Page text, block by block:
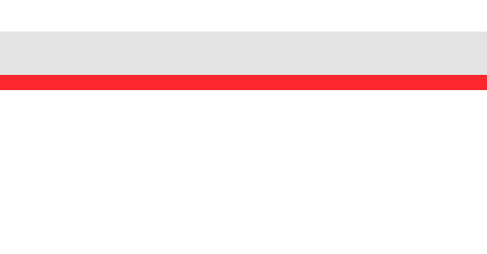
Por Que Estudar Em Coquitlam?